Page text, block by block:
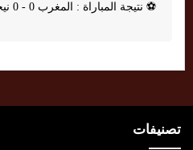
⚽ نتيجة المباراة : المغرب 0 - 0 نيجيريا
تصنيفات